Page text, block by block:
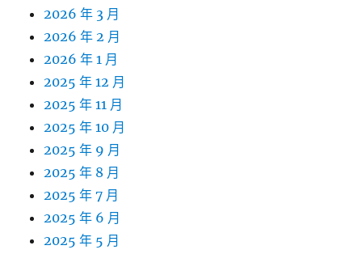
2026 年 3 月
2026 年 2 月
2026 年 1 月
2025 年 12 月
2025 年 11 月
2025 年 10 月
2025 年 9 月
2025 年 8 月
2025 年 7 月
2025 年 6 月
2025 年 5 月